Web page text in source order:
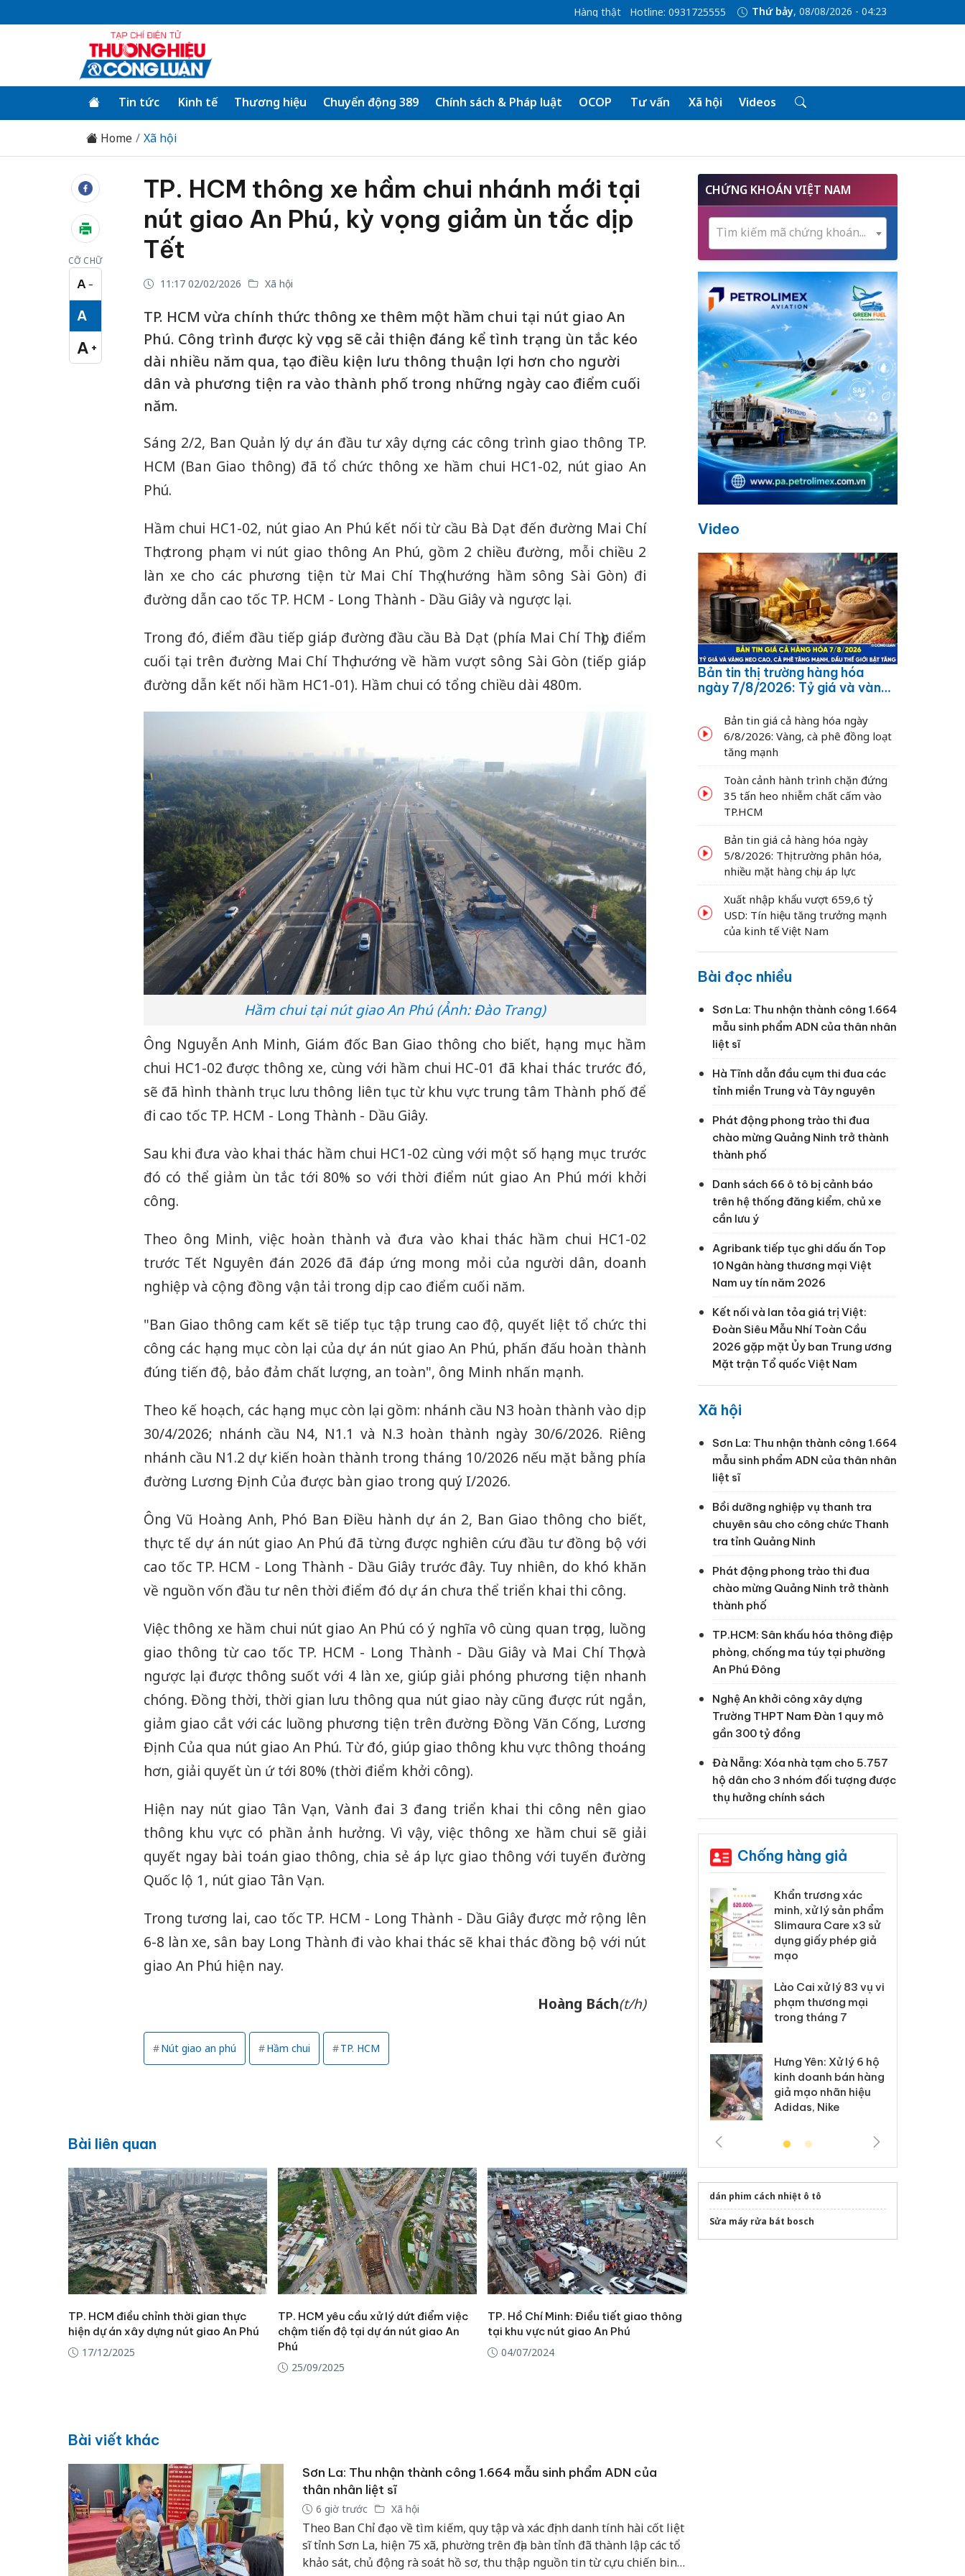
Hàng thật Hotline: 0931725555 Thứ bảy, 08/08/2026 - 04:23
Tin tức Kinh tế Thương hiệu Chuyển động 389 Chính sách & Pháp luật OCOP Tư vấn Xã hội Videos
Home Xã hội
CỠ CHỮ
A −
Cỡ chữ nhỏ
A
Cỡ chữ vừa
A +
Cỡ chữ lớn
TP. HCM thông xe hầm chui nhánh mới tại
nút giao An Phú, kỳ vọng giảm ùn tắc dịp
Tết
11:17 02/02/2026 Xã hội
TP. HCM vừa chính thức thông xe thêm một hầm chui tại nút giao An
Phú. Công trình được kỳ vọng sẽ cải thiện đáng kể tình trạng ùn tắc kéo
dài nhiều năm qua, tạo điều kiện lưu thông thuận lợi hơn cho người
dân và phương tiện ra vào thành phố trong những ngày cao điểm cuối
năm.
Sáng 2/2, Ban Quản lý dự án đầu tư xây dựng các công trình giao thông TP.
HCM (Ban Giao thông) đã tổ chức thông xe hầm chui HC1-02, nút giao An
Phú.
Hầm chui HC1-02, nút giao An Phú kết nối từ cầu Bà Dạt đến đường Mai Chí
Thọ trong phạm vi nút giao thông An Phú, gồm 2 chiều đường, mỗi chiều 2
làn xe cho các phương tiện từ Mai Chí Thọ (hướng hầm sông Sài Gòn) đi
đường dẫn cao tốc TP. HCM - Long Thành - Dầu Giây và ngược lại.
Trong đó, điểm đầu tiếp giáp đường đầu cầu Bà Dạt (phía Mai Chí Thọ); điểm
cuối tại trên đường Mai Chí Thọ hướng về hầm vượt sông Sài Gòn (tiếp giáp
đường dẫn kết nối hầm HC1-01). Hầm chui có tổng chiều dài 480m.
Hầm chui tại nút giao An Phú (Ảnh: Đào Trang)
Ông Nguyễn Anh Minh, Giám đốc Ban Giao thông cho biết, hạng mục hầm
chui HC1-02 được thông xe, cùng với hầm chui HC-01 đã khai thác trước đó,
sẽ đã hình thành trục lưu thông liên tục từ khu vực trung tâm Thành phố để
đi cao tốc TP. HCM - Long Thành - Dầu Giây.
Sau khi đưa vào khai thác hầm chui HC1-02 cùng với một số hạng mục trước
đó có thể giảm ùn tắc tới 80% so với thời điểm nút giao An Phú mới khởi
công.
Theo ông Minh, việc hoàn thành và đưa vào khai thác hầm chui HC1-02
trước Tết Nguyên đán 2026 đã đáp ứng mong mỏi của người dân, doanh
nghiệp và cộng đồng vận tải trong dịp cao điểm cuối năm.
"Ban Giao thông cam kết sẽ tiếp tục tập trung cao độ, quyết liệt tổ chức thi
công các hạng mục còn lại của dự án nút giao An Phú, phấn đấu hoàn thành
đúng tiến độ, bảo đảm chất lượng, an toàn", ông Minh nhấn mạnh.
Theo kế hoạch, các hạng mục còn lại gồm: nhánh cầu N3 hoàn thành vào dịp
30/4/2026; nhánh cầu N4, N1.1 và N.3 hoàn thành ngày 30/6/2026. Riêng
nhánh cầu N1.2 dự kiến hoàn thành trong tháng 10/2026 nếu mặt bằng phía
đường Lương Định Của được bàn giao trong quý I/2026.
Ông Vũ Hoàng Anh, Phó Ban Điều hành dự án 2, Ban Giao thông cho biết,
thực tế dự án nút giao An Phú đã từng được nghiên cứu đầu tư đồng bộ với
cao tốc TP. HCM - Long Thành - Dầu Giây trước đây. Tuy nhiên, do khó khăn
về nguồn vốn đầu tư nên thời điểm đó dự án chưa thể triển khai thi công.
Việc thông xe hầm chui nút giao An Phú có ý nghĩa vô cùng quan trọng, luồng
giao thông từ cao tốc TP. HCM - Long Thành - Dầu Giây và Mai Chí Thọ và
ngược lại được thông suốt với 4 làn xe, giúp giải phóng phương tiện nhanh
chóng. Đồng thời, thời gian lưu thông qua nút giao này cũng được rút ngắn,
giảm giao cắt với các luồng phương tiện trên đường Đồng Văn Cống, Lương
Định Của qua nút giao An Phú. Từ đó, giúp giao thông khu vực thông thoáng
hơn, giải quyết ùn ứ tới 80% (thời điểm khởi công).
Hiện nay nút giao Tân Vạn, Vành đai 3 đang triển khai thi công nên giao
thông khu vực có phần ảnh hưởng. Vì vậy, việc thông xe hầm chui sẽ giải
quyết ngay bài toán giao thông, chia sẻ áp lực giao thông với tuyến đường
Quốc lộ 1, nút giao Tân Vạn.
Trong tương lai, cao tốc TP. HCM - Long Thành - Dầu Giây được mở rộng lên
6-8 làn xe, sân bay Long Thành đi vào khai thác sẽ khai thác đồng bộ với nút
giao An Phú hiện nay.
Hoàng Bách(t/h)
Nút giao an phú Hầm chui TP. HCM
Bài liên quan
TP. HCM điều chỉnh thời gian thực
hiện dự án xây dựng nút giao An Phú
17/12/2025
TP. HCM yêu cầu xử lý dứt điểm việc
chậm tiến độ tại dự án nút giao An
Phú
25/09/2025
TP. Hồ Chí Minh: Điều tiết giao thông
tại khu vực nút giao An Phú
04/07/2024
Bài viết khác
Sơn La: Thu nhận thành công 1.664 mẫu sinh phẩm ADN của
thân nhân liệt sĩ
6 giờ trước Xã hội
Theo Ban Chỉ đạo về tìm kiếm, quy tập và xác định danh tính hài cốt liệt
sĩ tỉnh Sơn La, hiện 75 xã, phường trên địa bàn tỉnh đã thành lập các tổ
khảo sát, chủ động rà soát hồ sơ, thu thập nguồn tin từ cựu chiến binh
CHỨNG KHOÁN VIỆT NAM
Tìm kiếm mã chứng khoán...
Video
Bản tin thị trường hàng hóa
ngày 7/8/2026: Tỷ giá và vàng
dầu thế giới bật tăng
Bản tin giá cả hàng hóa ngày
6/8/2026: Vàng, cà phê đồng loạt
tăng mạnh
Toàn cảnh hành trình chặn đứng
35 tấn heo nhiễm chất cấm vào
TP.HCM
Bản tin giá cả hàng hóa ngày
5/8/2026: Thị trường phân hóa,
nhiều mặt hàng chịu áp lực
Xuất nhập khẩu vượt 659,6 tỷ
USD: Tín hiệu tăng trưởng mạnh
của kinh tế Việt Nam
Bài đọc nhiều
Sơn La: Thu nhận thành công 1.664
mẫu sinh phẩm ADN của thân nhân
liệt sĩ
Hà Tĩnh dẫn đầu cụm thi đua các
tỉnh miền Trung và Tây nguyên
Phát động phong trào thi đua
chào mừng Quảng Ninh trở thành
thành phố
Danh sách 66 ô tô bị cảnh báo
trên hệ thống đăng kiểm, chủ xe
cần lưu ý
Agribank tiếp tục ghi dấu ấn Top
10 Ngân hàng thương mại Việt
Nam uy tín năm 2026
Kết nối và lan tỏa giá trị Việt:
Đoàn Siêu Mẫu Nhí Toàn Cầu
2026 gặp mặt Ủy ban Trung ương
Mặt trận Tổ quốc Việt Nam
Xã hội
Sơn La: Thu nhận thành công 1.664
mẫu sinh phẩm ADN của thân nhân
liệt sĩ
Bồi dưỡng nghiệp vụ thanh tra
chuyên sâu cho công chức Thanh
tra tỉnh Quảng Ninh
Phát động phong trào thi đua
chào mừng Quảng Ninh trở thành
thành phố
TP.HCM: Sân khấu hóa thông điệp
phòng, chống ma túy tại phường
An Phú Đông
Nghệ An khởi công xây dựng
Trường THPT Nam Đàn 1 quy mô
gần 300 tỷ đồng
Đà Nẵng: Xóa nhà tạm cho 5.757
hộ dân cho 3 nhóm đối tượng được
thụ hưởng chính sách
Chống hàng giả
công khai hàng ngàn
sản phẩm nhập lậu,
bảo vệ môi trường
tìm bị hại trong vụ
Khẩn trương xác
minh, xử lý sản phẩm
Slimaura Care x3 sử
dụng giấy phép giả
mạo
Lào Cai xử lý 83 vụ vi
phạm thương mại
trong tháng 7
Hưng Yên: Xử lý 6 hộ
kinh doanh bán hàng
giả mạo nhãn hiệu
Adidas, Nike
dán phim cách nhiệt ô tô
Sửa máy rửa bát bosch